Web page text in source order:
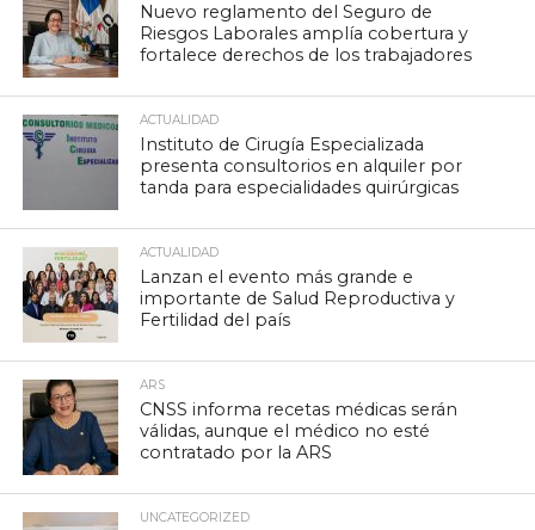
Nuevo reglamento del Seguro de
Riesgos Laborales amplía cobertura y
fortalece derechos de los trabajadores
ACTUALIDAD
Instituto de Cirugía Especializada
presenta consultorios en alquiler por
tanda para especialidades quirúrgicas
ACTUALIDAD
Lanzan el evento más grande e
importante de Salud Reproductiva y
Fertilidad del país
ARS
CNSS informa recetas médicas serán
válidas, aunque el médico no esté
contratado por la ARS
UNCATEGORIZED